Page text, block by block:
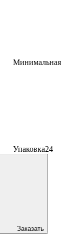
Минимальная
Упаковка24
Заказать